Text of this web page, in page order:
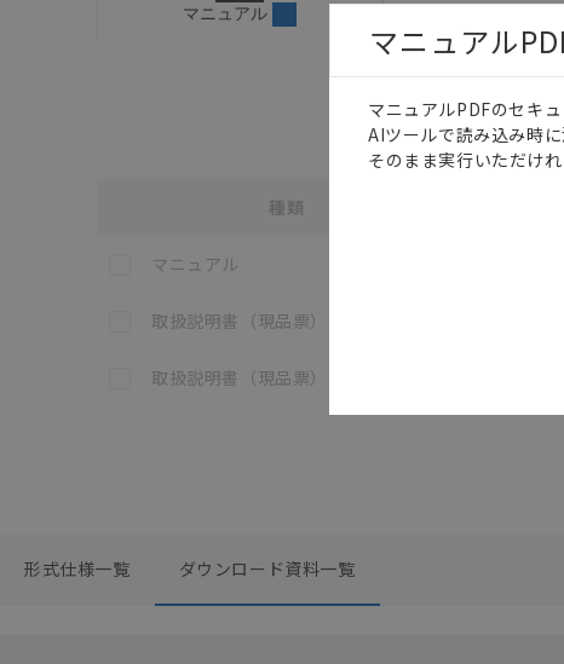
記載されているサービス
サイトの掲載内容をご確
マニュアル
種類
この資料を選択
マニュアル F□□□/
この資料を選択
取扱説明書（現品票） F150-KP
この資料を選択
取扱説明書（現品票）
形式仕様一覧 ダウンロード資料一覧
マニュアル
マニュアルPDFのセキュ
AIツールで読み込み時
そのまま実行いただけ